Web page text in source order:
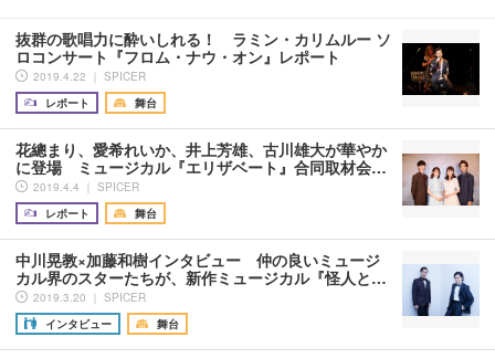
抜群の歌唱力に酔いしれる！ ラミン・カリムルー ソ
ロコンサート『フロム・ナウ・オン』レポート
2019.4.22 ｜ SPICER
レポート
舞台
花總まり、愛希れいか、井上芳雄、古川雄大が華やか
に登場 ミュージカル『エリザベート』合同取材会…
2019.4.4 ｜ SPICER
レポート
舞台
中川晃教×加藤和樹インタビュー 仲の良いミュージ
カル界のスターたちが、新作ミュージカル『怪人と…
2019.3.20 ｜ SPICER
インタビュー
舞台